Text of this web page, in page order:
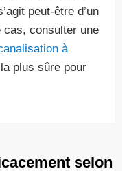
peut-être d’un
cas, consulter une
à
plus sûre pour
selon